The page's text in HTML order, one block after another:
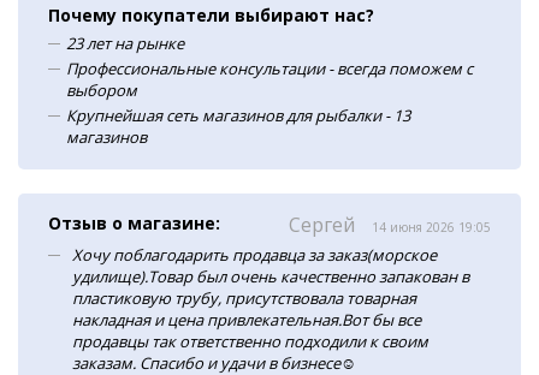
Почему покупатели выбирают нас?
23 лет на рынке
Профессиональные консультации - всегда поможем с
выбором
Крупнейшая сеть магазинов для рыбалки - 13
магазинов
Отзыв о магазине: Сергей 14 июня 2026 19:05
Хочу поблагодарить продавца за заказ(морское
удилище).Товар был очень качественно запакован в
пластиковую трубу, присутствовала товарная
накладная и цена привлекательная.Вот бы все
продавцы так ответственно подходили к своим
заказам. Спасибо и удачи в бизнесе☺️